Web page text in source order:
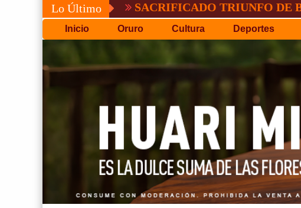
Lo Último
SACRIFICADO TRIUNFO DE BOLÍVAR
Inicio Oruro Cultura Deportes